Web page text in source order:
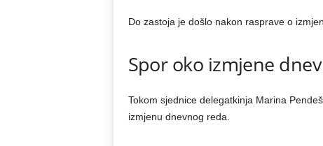
Do zastoja je došlo nakon rasprave o
Spor oko izmjene
Tokom sjednice delegatkinja Marina
izmjenu dnevnog reda.